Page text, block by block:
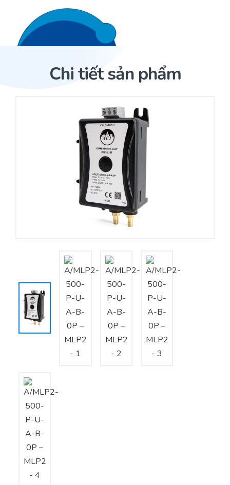
Trang Chủ
Cảm biến ACI
Nhà phân phối cảm biến
Nhà sản xuất thiết bị điều khiển
Cung cấp giải pháp quản lý cho toà nhà (BMS)
Tư vấn – Thiết kế – Cung cấp thiết bị HVAC
Tư vấn thiết kế, thi công tủ điều khiển
Thi công – Lắp đặt hệ thống HVAC
Chi tiết sản phẩm